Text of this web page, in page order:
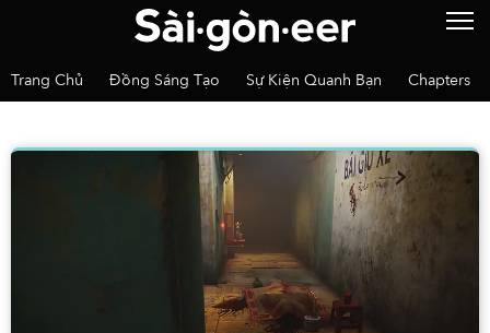
Trang Chủ Đồng Sáng Tạo Sự Kiện Quanh Bạn Chapters